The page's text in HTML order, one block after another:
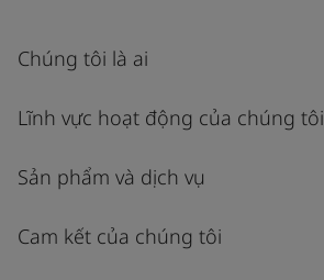
Chúng tôi là ai
Lĩnh vực hoạt động của chúng tôi
Sản phẩm và dịch vụ
Cam kết của chúng tôi